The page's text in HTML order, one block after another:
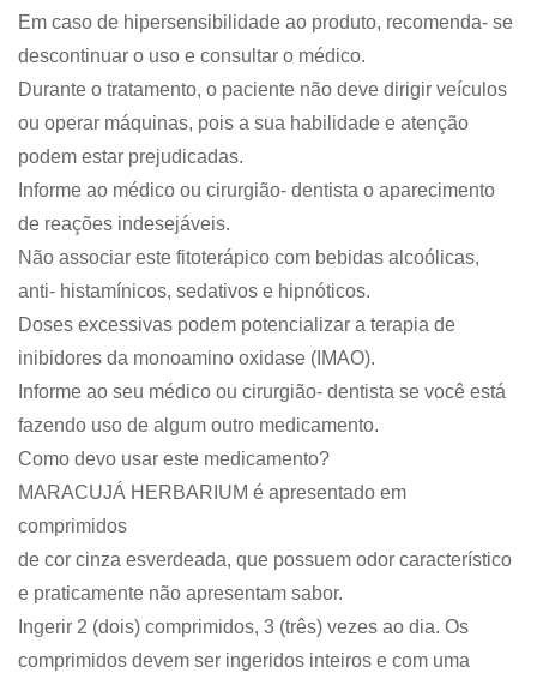
Em caso de hipersensibilidade ao produto, recomenda- se
descontinuar o uso e consultar o médico.
Durante o tratamento, o paciente não deve dirigir veículos
ou operar máquinas, pois a sua habilidade e atenção
podem estar prejudicadas.
Informe ao médico ou cirurgião- dentista o aparecimento
de reações indesejáveis.
Não associar este fitoterápico com bebidas alcoólicas,
anti- histamínicos, sedativos e hipnóticos.
Doses excessivas podem potencializar a terapia de
inibidores da monoamino oxidase (IMAO).
Informe ao seu médico ou cirurgião- dentista se você está
fazendo uso de algum outro medicamento.
Como devo usar este medicamento?
MARACUJÁ HERBARIUM é apresentado em
comprimidos
de cor cinza esverdeada, que possuem odor característico
e praticamente não apresentam sabor.
Ingerir 2 (dois) comprimidos, 3 (três) vezes ao dia. Os
comprimidos devem ser ingeridos inteiros e com uma